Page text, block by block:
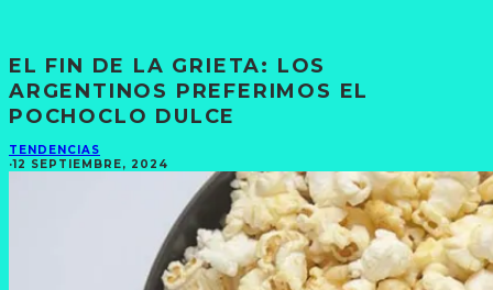
EL FIN DE LA GRIETA: LOS
ARGENTINOS PREFERIMOS EL
POCHOCLO DULCE
TENDENCIAS
·12 SEPTIEMBRE, 2024